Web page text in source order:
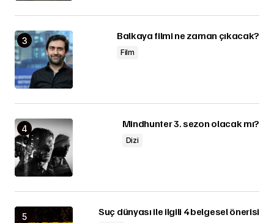
Balkaya filmi ne zaman çıkacak?
Film
Mindhunter 3. sezon olacak mı?
Dizi
Suç dünyası ile ilgili 4 belgesel önerisi